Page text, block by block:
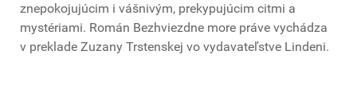
znepokojujúcim i vášnivým, prekypujúcim citmi a
mystériami. Román Bezhviezdne more práve vychádza
v preklade Zuzany Trstenskej vo vydavateľstve Lindeni.